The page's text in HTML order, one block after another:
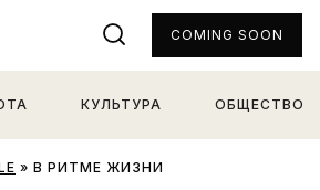
КУЛЬТУРА ОБЩЕСТВО
COMING SOON
» В РИТМЕ ЖИЗНИ